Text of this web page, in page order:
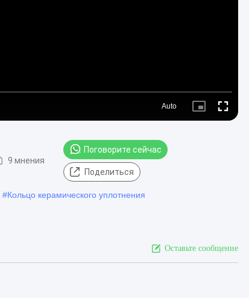
Auto
Picture- Fullscreen
9 мнения
Поговорите сейчас
Поделиться
#Кольцо керамического уплотнения
Оставьте сообщение